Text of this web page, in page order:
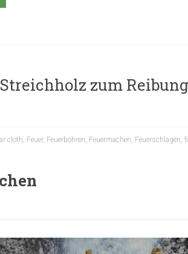
zum
cloth, Feuer, Feuerbohren, Feuermachen, Feuerschlagen,